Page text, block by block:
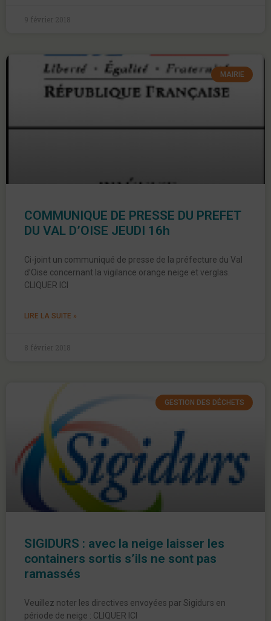
9 février 2018
MAIRIE
COMMUNIQUE DE PRESSE DU PREFET
DU VAL D’OISE JEUDI 16h
Ci-joint un communiqué de presse de la préfecture du Val
d’Oise concernant la vigilance orange neige et verglas.
CLIQUER ICI
LIRE LA SUITE »
8 février 2018
GESTION DES DÉCHETS
SIGIDURS : avec la neige laisser les
containers sortis s’ils ne sont pas
ramassés
Veuillez noter les directives envoyées par Sigidurs en
période de neige : CLIQUER ICI